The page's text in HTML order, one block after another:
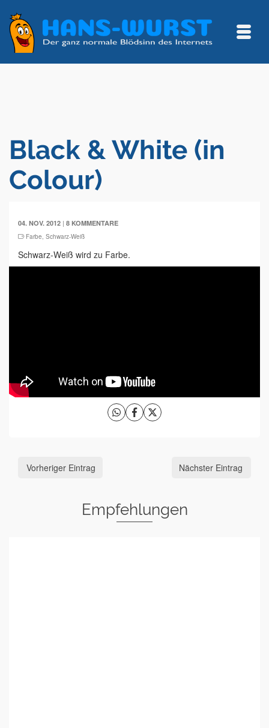
Black & White (in
Colour)
04. NOV. 2012 | 8 KOMMENTARE
Farbe, Schwarz-Weiß
Schwarz-Weiß wird zu Farbe.
Vorheriger Eintrag Nächster Eintrag
Empfehlungen